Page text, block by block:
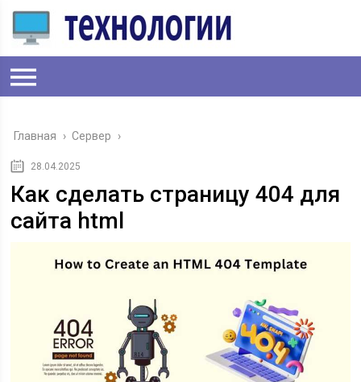
Главная › Сервер ›
28.04.2025
Как сделать страницу 404 для
сайта html